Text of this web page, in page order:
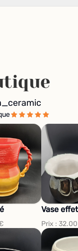
Vase
Prix : 32.00